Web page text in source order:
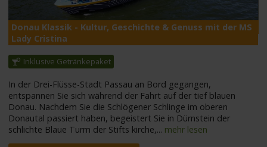
Donau Klassik - Kultur, Geschichte & Genuss mit der MS
Lady Cristina
Inklusive Getränkepaket
In der Drei-Flüsse-Stadt Passau an Bord gegangen,
entspannen Sie sich während der Fahrt auf der tief blauen
Donau. Nachdem Sie die Schlögener Schlinge im oberen
Donautal passiert haben, begeistert Sie in Dürnstein der
schlichte Blaue Turm der Stifts kirche,... mehr lesen